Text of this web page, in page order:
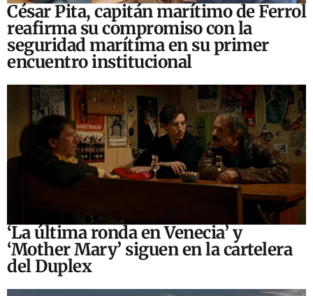
César Pita, capitán marítimo de Ferrol
reafirma su compromiso con la
seguridad marítima en su primer
encuentro institucional
‘La última ronda en Venecia’ y
‘Mother Mary’ siguen en la cartelera
del Duplex